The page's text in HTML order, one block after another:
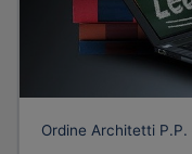
Ordine Architetti